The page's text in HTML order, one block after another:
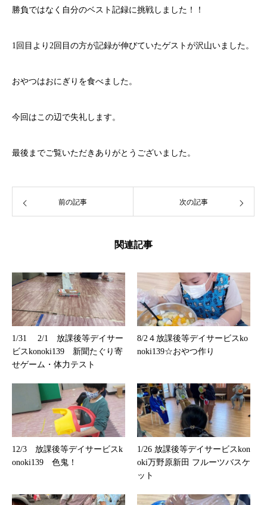
勝負ではなく自分のベスト記録に挑戦しました！！
1回目より2回目の方が記録が伸びていたゲストが沢山いました。
おやつはおにぎりを食べました。
今回はこの辺で失礼します。
最後までご覧いただきありがとうございました。
前の記事 次の記事
関連記事
1/31 2/1 放課後等デイサー
ビスkonoki139 新聞たぐり寄
せゲーム・体力テスト
8/2４放課後等デイサービスko
noki139☆おやつ作り
12/3 放課後等デイサービスk
onoki139 色鬼！
1/26 放課後等デイサービスkon
oki万野原新田 フルーツバスケ
ット